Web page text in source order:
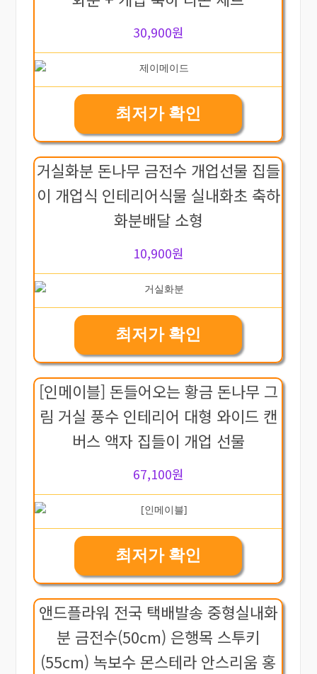
30,900원
최저가 확인
거실화분 돈나무 금전수 개업선물 집들
이 개업식 인테리어식물 실내화초 축하
화분배달 소형
10,900원
최저가 확인
[인메이블] 돈들어오는 황금 돈나무 그
림 거실 풍수 인테리어 대형 와이드 캔
버스 액자 집들이 개업 선물
67,100원
최저가 확인
앤드플라워 전국 택배발송 중형실내화
분 금전수(50cm) 은행목 스투키
(55cm) 녹보수 몬스테라 안스리움 홍